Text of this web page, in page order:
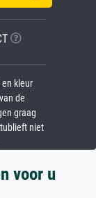
kleur
de
graag
niet
voor u